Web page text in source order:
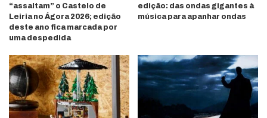
“assaltam” o Castelo de
Leiria no Ágora 2026; edição
deste ano fica marcada por
uma despedida
edição: das ondas gigantes à
música para apanhar ondas